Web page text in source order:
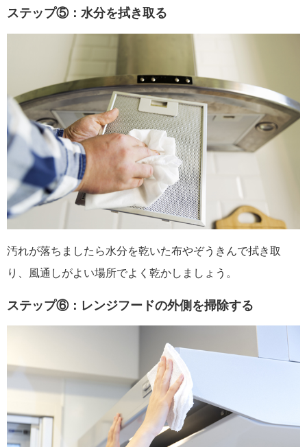
ステップ⑤：水分を拭き取る
汚れが落ちましたら水分を乾いた布やぞうきんで拭き取
り、風通しがよい場所でよく乾かしましょう。
ステップ⑥：レンジフードの外側を掃除する